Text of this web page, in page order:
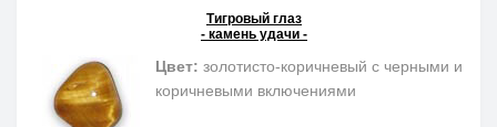
Тигровый глаз
- камень удачи -
Цвет: золотисто-коричневый с черными и
коричневыми включениями